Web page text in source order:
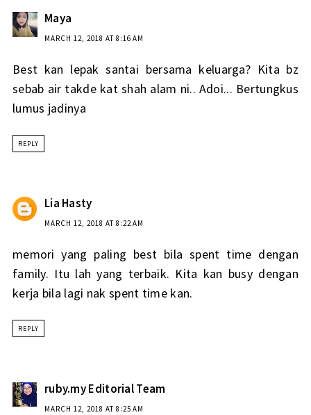
Maya
MARCH 12, 2018 AT 8:16 AM
Best kan lepak santai bersama keluarga? Kita bz
sebab air takde kat shah alam ni.. Adoi... Bertungkus
lumus jadinya
REPLY
Lia Hasty
MARCH 12, 2018 AT 8:22 AM
memori yang paling best bila spent time dengan
family. Itu lah yang terbaik. Kita kan busy dengan
kerja bila lagi nak spent time kan.
REPLY
ruby.my Editorial Team
MARCH 12, 2018 AT 8:25 AM